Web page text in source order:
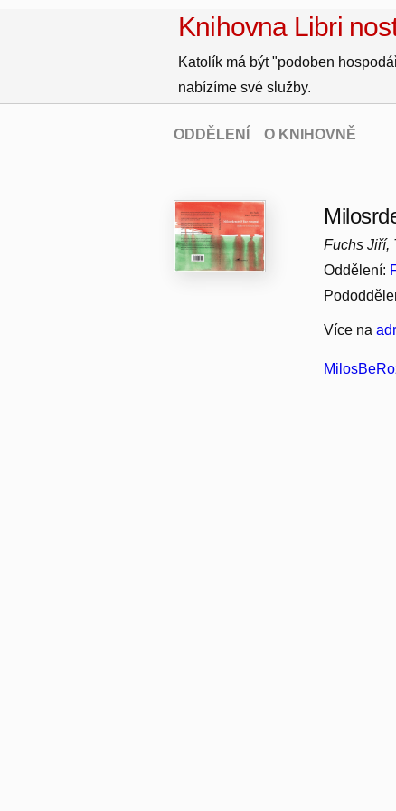
Knihovna Libri
Katolík má být "podoben
nabízíme své služby.
ODDĚLENÍ O KNIHOVNĚ
Fuchs Jiří,
Oddělení:
Více na